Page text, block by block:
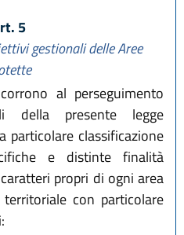
5
gestionali delle Aree
al perseguimento
della presente legge
particolare classificazione
e distinte finalità
propri di ogni area
con particolare